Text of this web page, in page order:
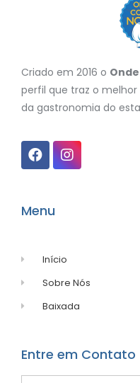
Criado em 2016 o
perfil que traz o
da gastronomia do
Menu
Início
Sobre Nós
Baixada
Entre em Contato